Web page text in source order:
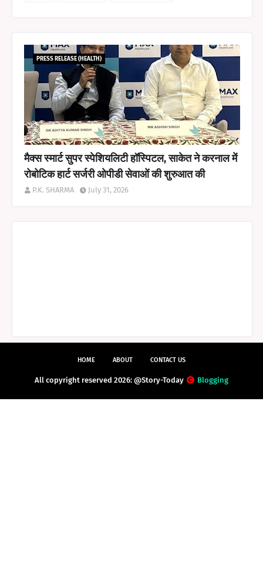
PRESS RELEASE (HEALTH)
मैक्स स्मार्ट सुपर स्पेशियलिटी हॉस्पिटल, साकेत ने करनाल में
रोबोटिक हार्ट सर्जरी ओपीडी सेवाओं की शुरुआत की
P.K. SHARMA July 31, 2026
HOME ABOUT CONTACT US
All copyright reserved 2026: @Story-Today Blogging